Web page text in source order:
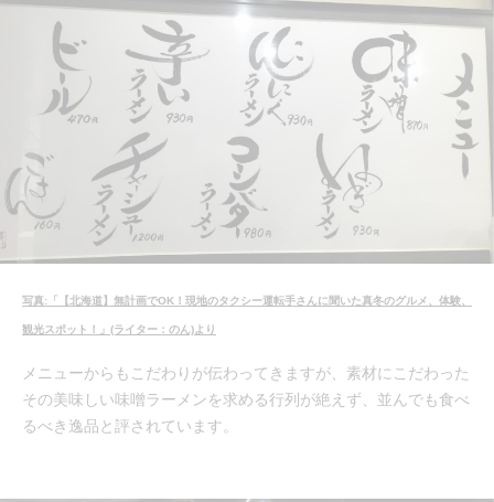
写真:「【北海道】無計画でOK！現地のタクシー運転手さんに聞いた真冬のグルメ、体験、
観光スポット！」(ライター：のん)より
メニューからもこだわりが伝わってきますが、素材にこだわった
その美味しい味噌ラーメンを求める行列が絶えず、並んでも食べ
るべき逸品と評されています。